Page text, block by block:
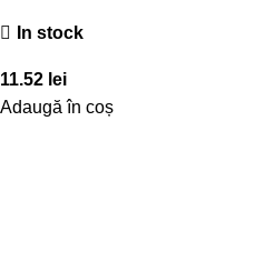
In stock
11.52 lei
Adaugă în coș